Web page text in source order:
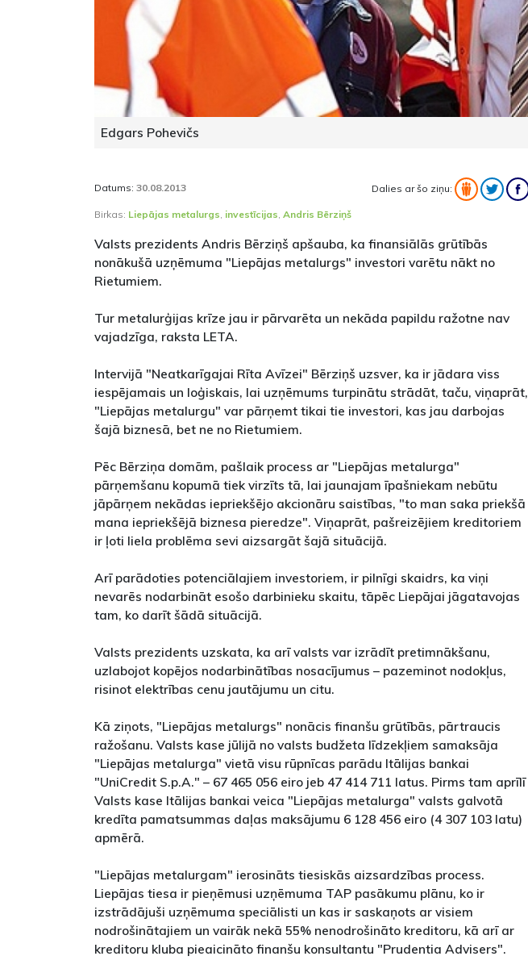
Edgars Pohevičs
Datums: 30.08.2013 Dalies ar šo ziņu:
Birkas: Liepājas metalurgs, investīcijas, Andris Bērziņš
Valsts prezidents Andris Bērziņš apšauba, ka finansiālās grūtībās
nonākušā uzņēmuma "Liepājas metalurgs" investori varētu nākt no
Rietumiem.
Tur metalurģijas krīze jau ir pārvarēta un nekāda papildu ražotne nav
vajadzīga, raksta LETA.
Intervijā "Neatkarīgajai Rīta Avīzei" Bērziņš uzsver, ka ir jādara viss
iespējamais un loģiskais, lai uzņēmums turpinātu strādāt, taču, viņaprāt,
"Liepājas metalurgu" var pārņemt tikai tie investori, kas jau darbojas
šajā biznesā, bet ne no Rietumiem.
Pēc Bērziņa domām, pašlaik process ar "Liepājas metalurga"
pārņemšanu kopumā tiek virzīts tā, lai jaunajam īpašniekam nebūtu
jāpārņem nekādas iepriekšējo akcionāru saistības, "to man saka priekšā
mana iepriekšējā biznesa pieredze". Viņaprāt, pašreizējiem kreditoriem
ir ļoti liela problēma sevi aizsargāt šajā situācijā.
Arī parādoties potenciālajiem investoriem, ir pilnīgi skaidrs, ka viņi
nevarēs nodarbināt esošo darbinieku skaitu, tāpēc Liepājai jāgatavojas
tam, ko darīt šādā situācijā.
Valsts prezidents uzskata, ka arī valsts var izrādīt pretimnākšanu,
uzlabojot kopējos nodarbinātības nosacījumus – pazeminot nodokļus,
risinot elektrības cenu jautājumu un citu.
Kā ziņots, "Liepājas metalurgs" nonācis finanšu grūtībās, pārtraucis
ražošanu. Valsts kase jūlijā no valsts budžeta līdzekļiem samaksāja
"Liepājas metalurga" vietā visu rūpnīcas parādu Itālijas bankai
"UniCredit S.p.A." – 67 465 056 eiro jeb 47 414 711 latus. Pirms tam aprīlī
Valsts kase Itālijas bankai veica "Liepājas metalurga" valsts galvotā
kredīta pamatsummas daļas maksājumu 6 128 456 eiro (4 307 103 latu)
apmērā.
"Liepājas metalurgam" ierosināts tiesiskās aizsardzības process.
Liepājas tiesa ir pieņēmusi uzņēmuma TAP pasākumu plānu, ko ir
izstrādājuši uzņēmuma speciālisti un kas ir saskaņots ar visiem
nodrošinātajiem un vairāk nekā 55% nenodrošināto kreditoru, kā arī ar
kreditoru kluba pieaicināto finanšu konsultantu "Prudentia Advisers".